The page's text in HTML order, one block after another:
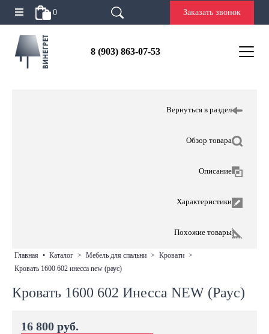
0 Заказать звонок
8 (903) 863-07-53
Вернуться в раздел
Обзор товара
Описание
Характеристики
Похожие товары
главная • каталог > мебель для спальни > кровати >
кровать 1600 602 инесса new (раус)
Кровать 1600 602 Инесса NEW (Раус)
16 800 руб.